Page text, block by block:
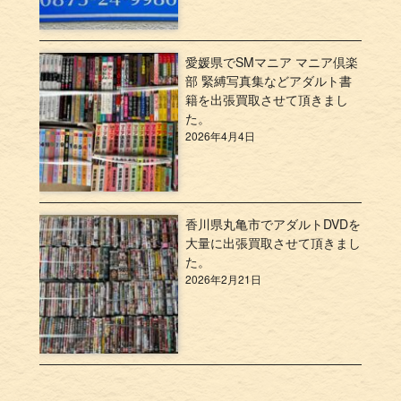
愛媛県でSMマニア マニア倶楽
部 緊縛写真集などアダルト書
籍を出張買取させて頂きまし
た。
2026年4月4日
香川県丸亀市でアダルトDVDを
大量に出張買取させて頂きまし
た。
2026年2月21日